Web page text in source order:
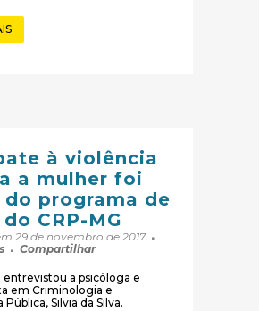
à violência
a mulher foi
programa de
CRP-MG
29 de novembro de 2017
Compartilhar
a psicóloga e
em Criminologia e
Pública, Silvia da Silva.